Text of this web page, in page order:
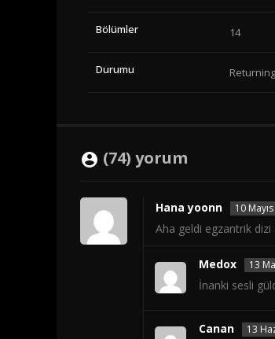
Bölümler 14
Durumu
(74) yorum
Hana yoonn 10
Aha geldi egzantrik dizi
Medox 13
İnanki sesli
Canan 13